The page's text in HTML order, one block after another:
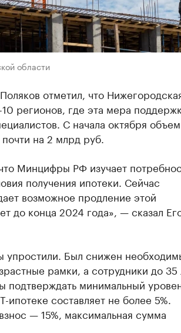
области
отметил, что
10 регионов, где эта мера
С начала октября объем
на 2 млрд руб.
Минцифры РФ изучает
получения ипотеки. Сейчас
возможное продление этой
до конца 2024 года», — сказал
упростили. Был снижен
рамки, а сотрудники до 35
подтверждать минимальный
составляет не более 5%.
— 15%, максимальная сумма